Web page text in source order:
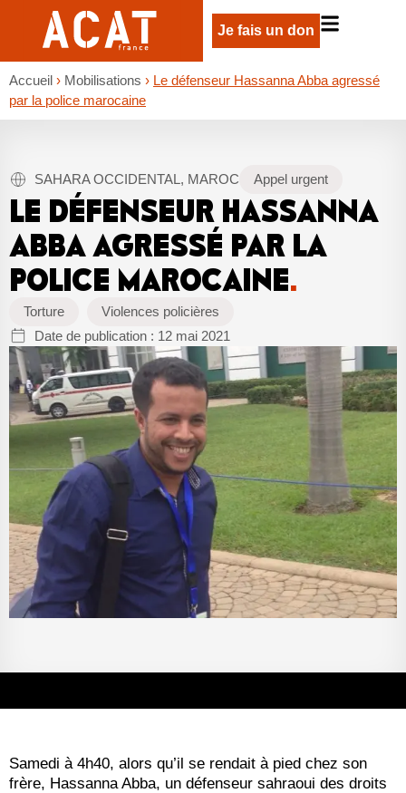
Je fais un don
Accueil › Mobilisations › Le défenseur Hassanna Abba agressé
par la police marocaine
SAHARA OCCIDENTAL, MAROC Appel urgent
LE DÉFENSEUR HASSANNA
ABBA AGRESSÉ PAR LA
POLICE MAROCAINE.
Torture
Violences policières
Date de publication : 12 mai 2021
Samedi à 4h40, alors qu’il se rendait à pied chez son
frère, Hassanna Abba, un défenseur sahraoui des droits